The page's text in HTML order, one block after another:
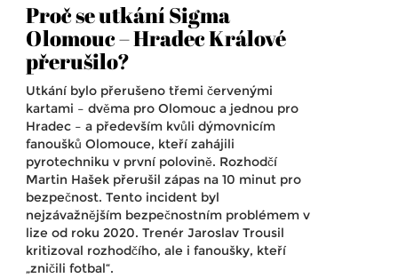
Proč se utkání Sigma
Olomouc – Hradec Králové
přerušilo?
Utkání bylo přerušeno třemi červenými
kartami – dvěma pro Olomouc a jednou pro
Hradec – a především kvůli dýmovnicím
fanoušků Olomouce, kteří zahájili
pyrotechniku v první polovině. Rozhodčí
Martin Hašek přerušil zápas na 10 minut pro
bezpečnost. Tento incident byl
nejzávažnějším bezpečnostním problémem v
lize od roku 2020. Trenér Jaroslav Trousil
kritizoval rozhodčího, ale i fanoušky, kteří
„zničili fotbal“.